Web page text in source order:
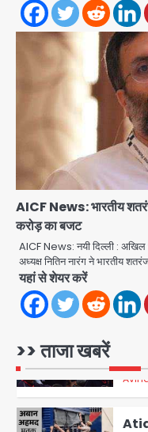
AICF News: भारतीय
करोड़ का बजट
AICF News: नयी दिल्ली : अखिल
अध्यक्ष नितिन नारंग ने भारतीय
यहां से शेयर करें
>> ताजा खबरें
2
jai
मारी
jai
4
UPI
5
बैठक
1
बेटी
सिर्फ